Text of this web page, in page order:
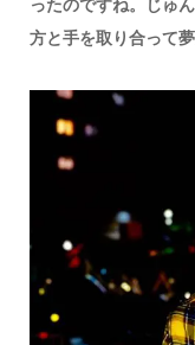
方と手を取り合って